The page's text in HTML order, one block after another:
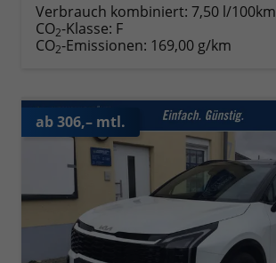
Verbrauch kombiniert: 7,50 l/100km
CO2-Klasse: F
CO2-Emissionen: 169,00 g/km
ab 306,– mtl.